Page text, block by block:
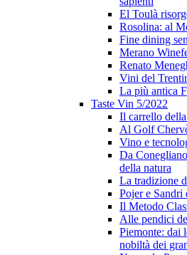
El Toulà
Rosolina: al
Fine dining
Merano
Renato
Vini del
La più antica
Taste Vin 5/2022
Il carrello della
Al Golf
Vino e
Da
della natura
La tradizione
Pojer e Sandri
Il Metodo
Alle pendici
Piemonte: dai
nobiltà dei